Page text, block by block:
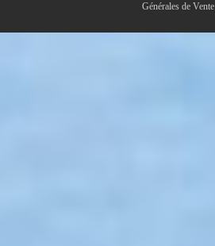
Générales de Vente